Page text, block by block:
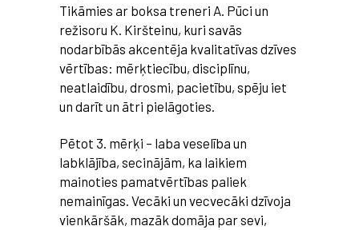
Tikāmies ar boksa treneri A. Pūci un
režisoru K. Kiršteinu, kuri savās
nodarbībās akcentēja kvalitatīvas dzīves
vērtības: mērķtiecību, disciplīnu,
neatlaidību, drosmi, pacietību, spēju iet
un darīt un ātri pielāgoties.
Pētot 3. mērķi – laba veselība un
labklājība, secinājām, ka laikiem
mainoties pamatvērtības paliek
nemainīgas. Vecāki un vecvecāki dzīvoja
vienkāršāk, mazāk domāja par sevi,